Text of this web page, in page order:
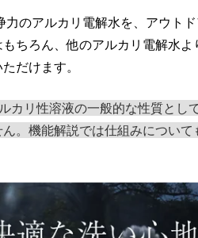
のアルカリ電解水を、アウト
もちろん、他のアルカリ電解水よ
だけます。
カリ性溶液の一般的な性質とし
。機能解説では仕組みについて